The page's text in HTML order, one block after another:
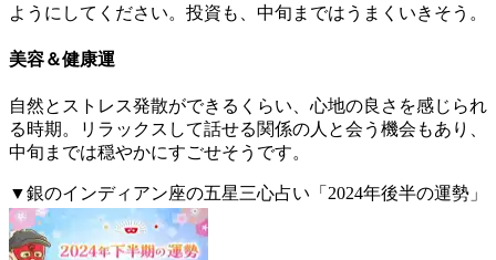
ようにしてください。投資も、中旬まではうまくいきそう。
美容＆健康運
自然とストレス発散ができるくらい、心地の良さを感じられ
る時期。リラックスして話せる関係の人と会う機会もあり、
中旬までは穏やかにすごせそうです。
▼銀のインディアン座の五星三心占い「2024年後半の運勢」
詳細はこちら。